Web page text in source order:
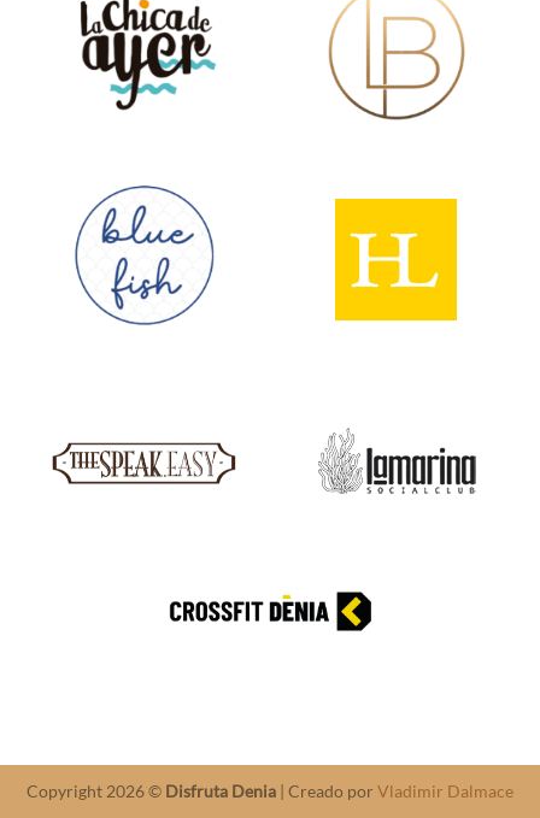
Copyright 2026 © Disfruta Denia | Creado por Vladimir Dalmace